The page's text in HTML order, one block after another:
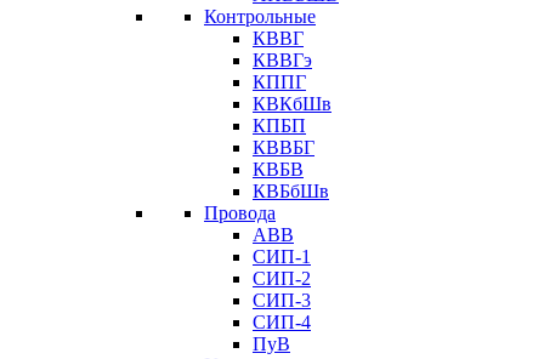
Контрольные
КВВГ
КВВГэ
КППГ
КВКбШв
КПБП
КВВБГ
КВБВ
КВБбШв
Провода
АВВ
СИП-1
СИП-2
СИП-3
СИП-4
ПуВ